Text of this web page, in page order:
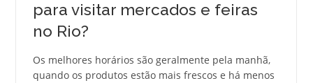
para visitar mercados e feiras
no Rio?
Os melhores horários são geralmente pela manhã,
quando os produtos estão mais frescos e há menos